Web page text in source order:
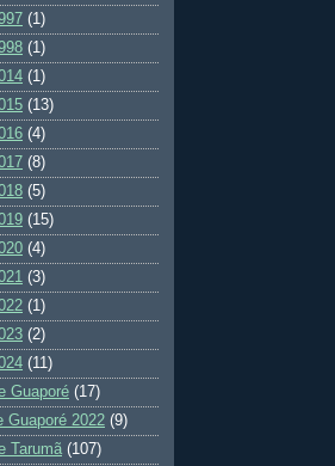
(1)
(1)
(1)
(13)
(4)
(8)
(5)
(15)
(4)
(3)
(1)
(2)
(11)
Guaporé (17)
Guaporé 2022 (9)
Tarumã (107)